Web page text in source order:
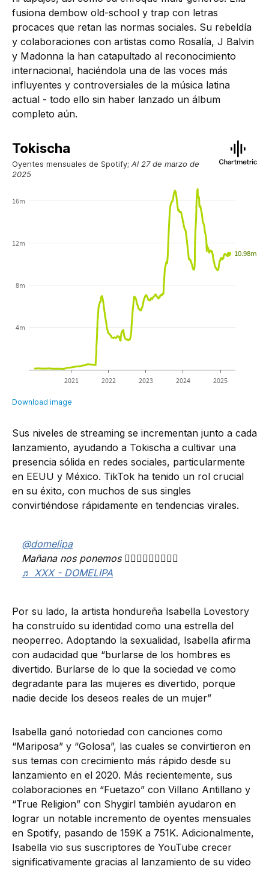
fusiona dembow old-school y trap con letras
procaces que retan las normas sociales. Su rebeldía
y colaboraciones con artistas como Rosalía, J Balvin
y Madonna la han catapultado al reconocimiento
internacional, haciéndola una de las voces más
influyentes y controversiales de la música latina
actual - todo ello sin haber lanzado un álbum
completo aún.
Sus niveles de streaming se incrementan junto a cada
lanzamiento, ayudando a Tokischa a cultivar una
presencia sólida en redes sociales, particularmente
en EEUU y México. TikTok ha tenido un rol crucial
en su éxito, con muchos de sus singles
convirtiéndose rápidamente en tendencias virales.
@domelipa
Mañana nos ponemos 🙅🏻‍♀️🙅🏻‍♀️🙅🏻‍♀️
♬ XXX - DOMELIPA
Por su lado, la artista hondureña Isabella Lovestory
ha construído su identidad como una estrella del
neoperreo. Adoptando la sexualidad, Isabella afirma
con audacidad que “burlarse de los hombres es
divertido. Burlarse de lo que la sociedad ve como
degradante para las mujeres es divertido, porque
nadie decide los deseos reales de un mujer”
Isabella ganó notoriedad con canciones como
“Mariposa” y “Golosa”, las cuales se convirtieron en
sus temas con crecimiento más rápido desde su
lanzamiento en el 2020. Más recientemente, sus
colaboraciones en “Fuetazo” con Villano Antillano y
“True Religion” con Shygirl también ayudaron en
lograr un notable incremento de oyentes mensuales
en Spotify, pasando de 159K a 751K. Adicionalmente,
Isabella vio sus suscriptores de YouTube crecer
significativamente gracias al lanzamiento de su video